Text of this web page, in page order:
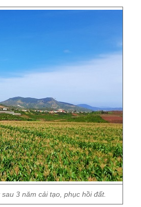
3 năm cải tạo, phục hồi đất.